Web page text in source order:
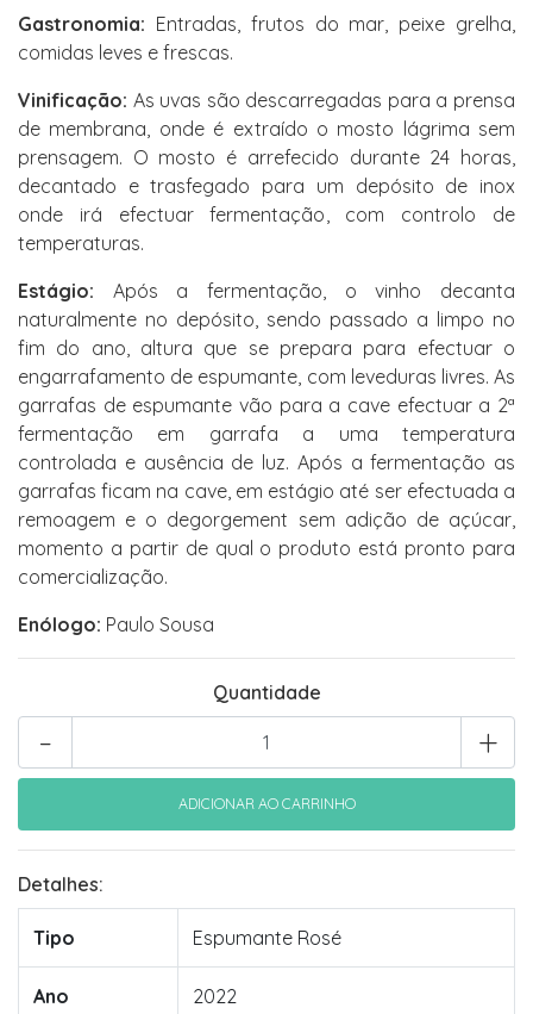
Gastronomia: Entradas, frutos do mar, peixe grelha,
comidas leves e frescas.
Vinificação: As uvas são descarregadas para a prensa
de membrana, onde é extraído o mosto lágrima sem
prensagem. O mosto é arrefecido durante 24 horas,
decantado e trasfegado para um depósito de inox
onde irá efectuar fermentação, com controlo de
temperaturas.
Estágio: Após a fermentação, o vinho decanta
naturalmente no depósito, sendo passado a limpo no
fim do ano, altura que se prepara para efectuar o
engarrafamento de espumante, com leveduras livres. As
garrafas de espumante vão para a cave efectuar a 2ª
fermentação em garrafa a uma temperatura
controlada e ausência de luz. Após a fermentação as
garrafas ficam na cave, em estágio até ser efectuada a
remoagem e o degorgement sem adição de açúcar,
momento a partir de qual o produto está pronto para
comercialização.
Enólogo: Paulo Sousa
Quantidade
+
-
Detalhes:
Tipo Espumante Rosé
Ano 2022